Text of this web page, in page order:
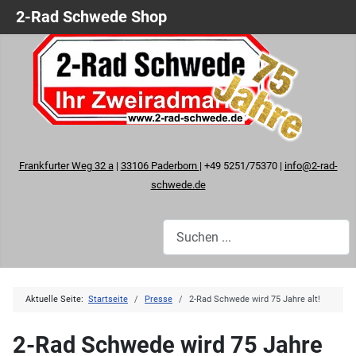
Frankfurter Weg 32 a| 33106 Paderborn | +49 5251/75370 | info@2-rad-
schwede.de
Aktuelle Seite: Startseite Presse 2-Rad Schwede wird 75 Jahre alt!
2-Rad Schwede wird 75 Jahre
2-Rad Schwede Shop